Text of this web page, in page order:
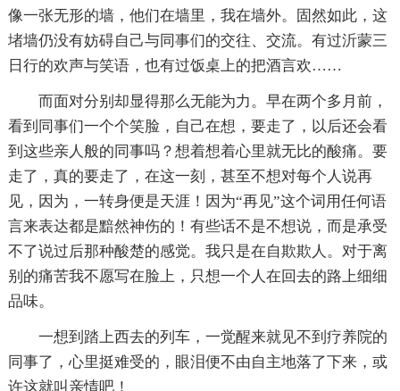
像一张无形的墙，他们在墙里，我在墙外。固然如此，这
堵墙仍没有妨碍自己与同事们的交往、交流。有过沂蒙三
日行的欢声与笑语，也有过饭桌上的把酒言欢……
而面对分别却显得那么无能为力。早在两个多月前，
看到同事们一个个笑脸，自己在想，要走了，以后还会看
到这些亲人般的同事吗？想着想着心里就无比的酸痛。要
走了，真的要走了，在这一刻，甚至不想对每个人说再
见，因为，一转身便是天涯！因为“再见”这个词用任何语
言来表达都是黯然神伤的！有些话不是不想说，而是承受
不了说过后那种酸楚的感觉。我只是在自欺欺人。对于离
别的痛苦我不愿写在脸上，只想一个人在回去的路上细细
品味。
一想到踏上西去的列车，一觉醒来就见不到疗养院的
同事了，心里挺难受的，眼泪便不由自主地落了下来，或
许这就叫亲情吧！